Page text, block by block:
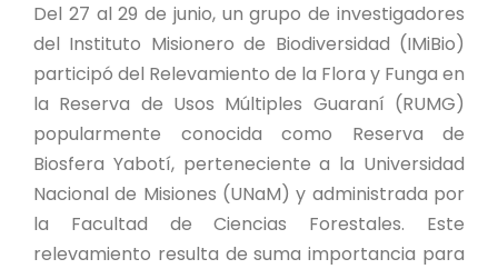
FORMULARIO DE REGISTRO DE
INVESTIGADORES
AUTORIZACIONES
PROGRAMAS Y PROYECTOS
PROGRAMAS
PROYECTO ÁGUILAS DE MISIONES
Del 27 al 29 de junio, un grupo de investigadores
del Instituto Misionero de Biodiversidad (IMiBio)
participó del Relevamiento de la Flora y Funga en
la Reserva de Usos Múltiples Guaraní (RUMG)
popularmente conocida como Reserva de
Biosfera Yabotí, perteneciente a la Universidad
Nacional de Misiones (UNaM) y administrada por
la Facultad de Ciencias Forestales. Este
relevamiento resulta de suma importancia para